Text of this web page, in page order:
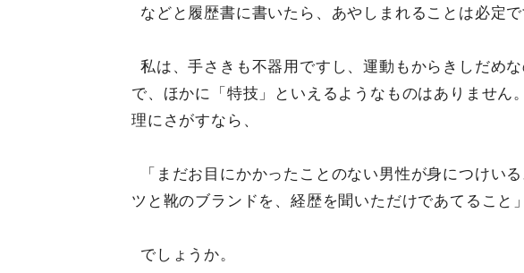
などと履歴書に書いたら、あやしまれることは必定で
私は、手さきも不器用ですし、運動もからきしだめ
で、ほかに「特技」といえるようなものはありません
理にさがすなら、
「まだお目にかかったことのない男性が身につけい
ツと靴のブランドを、経歴を聞いただけであてること」
でしょうか。